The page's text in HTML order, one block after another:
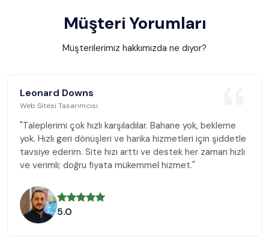
Müşteri Yorumları
Müşterilerimiz hakkımızda ne diyor?
Leonard Downs
Web Sitesi Tasarımcısı
"Taleplerimi çok hızlı karşıladılar. Bahane yok, bekleme
yok. Hızlı geri dönüşleri ve harika hizmetleri için şiddetle
tavsiye ederim. Site hızı arttı ve destek her zaman hızlı
ve verimli; doğru fiyata mükemmel hizmet."
5.0